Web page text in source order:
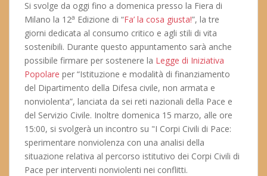
Si svolge da oggi fino a domenica presso la Fiera di
Milano la 12a Edizione di “Fa’ la cosa giusta!”, la tre
giorni dedicata al consumo critico e agli stili di vita
sostenibili. Durante questo appuntamento sarà anche
possibile firmare per sostenere la Legge di Iniziativa
Popolare per “Istituzione e modalità di finanziamento
del Dipartimento della Difesa civile, non armata e
nonviolenta”, lanciata da sei reti nazionali della Pace e
del Servizio Civile. Inoltre domenica 15 marzo, alle ore
15:00, si svolgerà un incontro su "I Corpi Civili di Pace:
sperimentare nonviolenza con una analisi della
situazione relativa al percorso istitutivo dei Corpi Civili di
Pace per interventi nonviolenti nei conflitti.